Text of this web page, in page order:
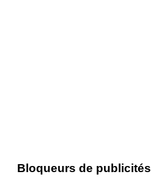
Bloqueurs de publicités